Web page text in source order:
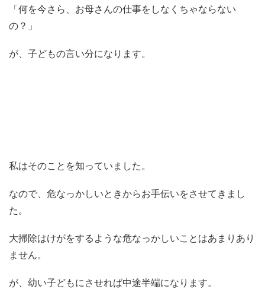
「何を今さら、お母さんの仕事をしなくちゃならない
の？」
が、子どもの言い分になります。
私はそのことを知っていました。
なので、危なっかしいときからお手伝いをさせてきまし
た。
大掃除はけがをするような危なっかしいことはあまりあり
ません。
が、幼い子どもにさせれば中途半端になります。